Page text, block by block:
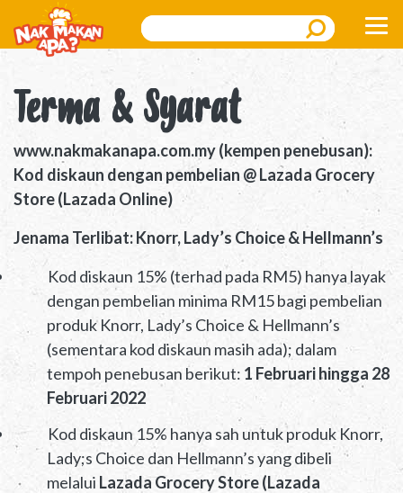
Search
Terma & Syarat
www.nakmakanapa.com.my (kempen penebusan):
Kod diskaun dengan pembelian @ Lazada Grocery
Store (Lazada Online)
Jenama Terlibat: Knorr, Lady’s Choice & Hellmann’s
Kod diskaun 15% (terhad pada RM5) hanya layak
dengan pembelian minima RM15 bagi pembelian
produk Knorr, Lady’s Choice & Hellmann’s
(sementara kod diskaun masih ada); dalam
tempoh penebusan berikut: 1 Februari hingga 28
Februari 2022
Kod diskaun 15% hanya sah untuk produk Knorr,
Lady;s Choice dan Hellmann’s yang dibeli
melalui Lazada Grocery Store (Lazada